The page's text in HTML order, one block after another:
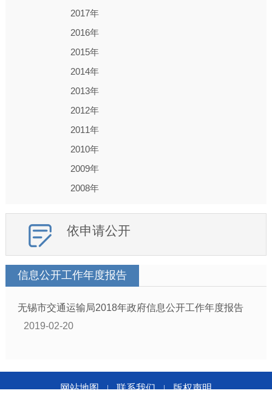
2017年
2016年
2015年
2014年
2013年
2012年
2011年
2010年
2009年
2008年
依申请公开
信息公开工作年度报告
无锡市交通运输局2018年政府信息公开工作年度报告
2019-02-20
网站地图 | 联系我们 | 版权声明